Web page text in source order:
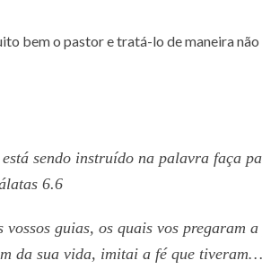
bem o pastor e tratá-lo de maneira não
sendo instruído na palavra faça
6.6
vossos guias, os quais vos pregaram
da sua vida, imitai a fé que tiveram…